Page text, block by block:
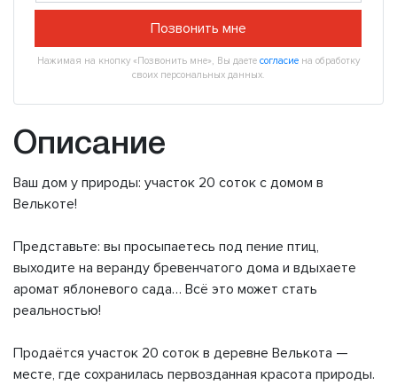
Позвонить мне
Нажимая на кнопку «Позвонить мне», Вы даете согласие на обработку
своих персональных данных.
Описание
Ваш дом у природы: участок 20 соток с домом в
Велькоте!
Представьте: вы просыпаетесь под пение птиц,
выходите на веранду бревенчатого дома и вдыхаете
аромат яблоневого сада… Всё это может стать
реальностью!
Продаётся участок 20 соток в деревне Велькота —
месте, где сохранилась первозданная красота природы.